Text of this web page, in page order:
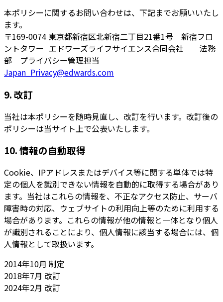
本ポリシーに関するお問い合わせは、下記までお願いいたし
ます。
〒169-0074 東京都新宿区北新宿二丁目21番1号 新宿フロ
ントタワー エドワーズライフサイエンス合同会社 法務
部 プライバシー管理担当
Japan_Privacy@edwards.com
9. 改訂
当社は本ポリシーを随時見直し、改訂を行います。改訂後の
ポリシーは当サイト上で公表いたします。
10. 情報の自動取得
Cookie、IPアドレスまたはデバイス等に関する単体では特
定の個人を識別できない情報を自動的に取得する場合があり
ます。当社はこれらの情報を、不正なアクセス防止、サーバ
障害時の対応、ウェブサイトの利用向上等のために利用する
場合があります。これらの情報が他の情報と一体となり個人
が識別されることにより、個人情報に該当する場合には、個
人情報として取扱います。
2014年10月 制定
2018年7月 改訂
2024年2月 改訂